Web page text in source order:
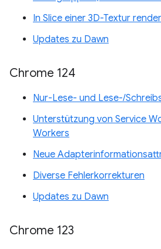
In Slice einer 3D-Textur
Updates zu Dawn
Chrome 124
Nur-Lese- und Lese-/
Unterstützung von Service
Workers
Neue
Diverse Fehlerkorrekturen
Updates zu Dawn
Chrome 123